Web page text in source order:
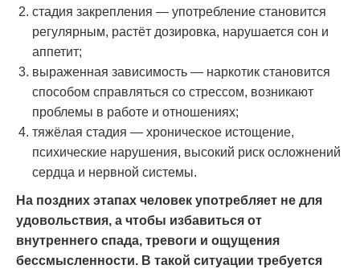
стадия закрепления — употребление становится
регулярным, растёт дозировка, нарушается сон и
аппетит;
выраженная зависимость — наркотик становится
способом справляться со стрессом, возникают
проблемы в работе и отношениях;
тяжёлая стадия — хроническое истощение,
психические нарушения, высокий риск осложнений
сердца и нервной системы.
На поздних этапах человек употребляет не для
удовольствия, а чтобы избавиться от
внутреннего спада, тревоги и ощущения
бессмысленности. В такой ситуации требуется